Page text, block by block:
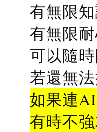
有無限
有無限
可以隨
若還無
如果連
有時不